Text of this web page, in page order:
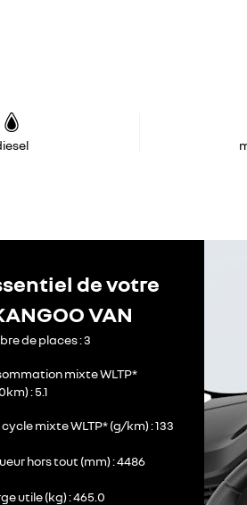
de votre
VAN
de places 3
mixte WLTP*
5.1
cycle mixte WLTP* (g/km) 133
hors tout (mm) 4486
utile (kg) 465.0